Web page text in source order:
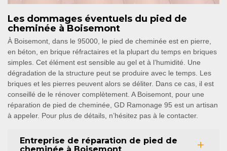
Les dommages éventuels du pied de
cheminée à Boisemont
À Boisemont, dans le 95000, le pied de cheminée est en pierre,
en béton, en brique réfractaires et la plupart du temps en briques
simples. Cet élément est sensible au gel et à l’humidité. Une
dégradation de la structure peut se produire avec le temps. Les
briques et les pierres peuvent alors se déliter. Dans ce cas, il est
conseillé de le rénover complètement. A Boisemont, pour une
réparation de pied de cheminée, GD Ramonage 95 est un artisan
à appeler. Pour plus de détails, n’hésitez pas à le contacter.
Entreprise de réparation de pied de